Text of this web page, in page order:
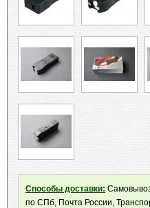
Способы доставки:
по СПб, Почта России,